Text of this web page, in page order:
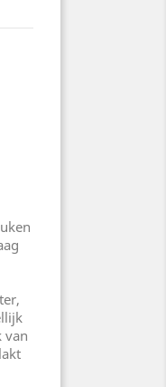
van